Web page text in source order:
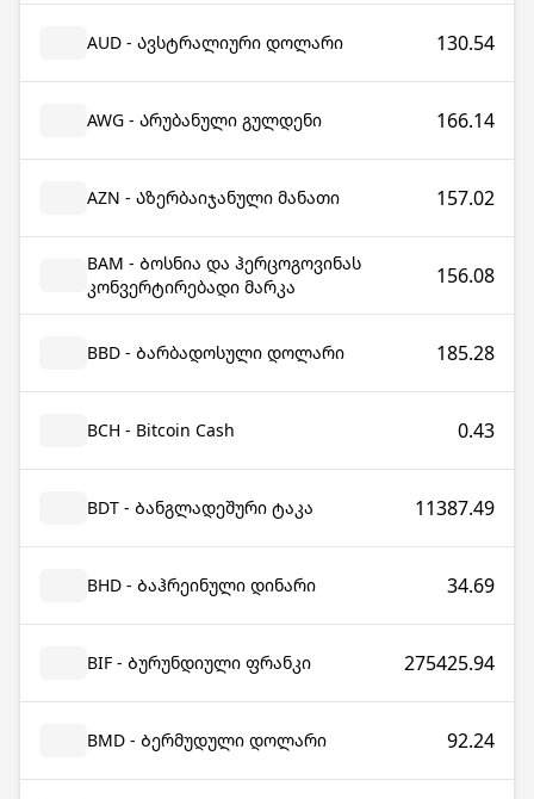
AUD - Ავსტრალიური დოლარი 130.54
AWG - Არუბანული გულდენი 166.14
AZN - Აზერბაიჯანული მანათი 157.02
BAM - Ბოსნია და ჰერცოგოვინას
კონვერტირებადი მარკა
156.08
BBD - Ბარბადოსული დოლარი 185.28
BCH - Bitcoin Cash 0.43
BDT - Ბანგლადეშური ტაკა 11387.49
BHD - Ბაჰრეინული დინარი 34.69
BIF - Ბურუნდიული ფრანკი 275425.94
BMD - Ბერმუდული დოლარი 92.24